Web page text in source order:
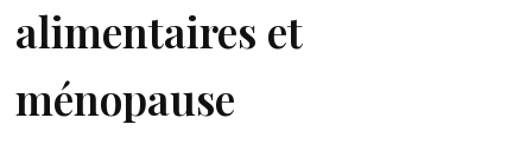
alimentaires et
ménopause